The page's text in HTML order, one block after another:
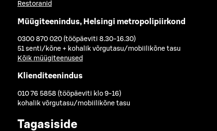
Restoranid
Müügiteenindus, Helsingi metropolipiirkond
0300 870 020 (tööpäeviti 8.30-16.30)
51 senti/kõne + kohalik võrgutasu/mobiilikõne tasu
Kõik müügiteenused
Klienditeenindus
010 76 5858 (tööpäeviti klo 9-16)
kohalik võrgutasu/mobiilikõne tasu
Tagasiside